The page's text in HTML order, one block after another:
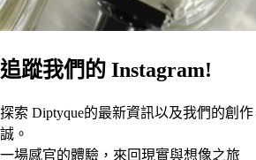
追蹤我們的 Instagram!
探索 Diptyque的最新資訊以及我們的創
誠。
一場感官的體驗，來回現實與想像之旅